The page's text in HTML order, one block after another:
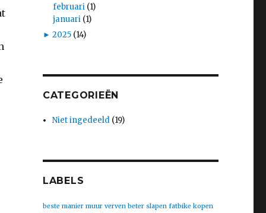
februari (1)
januari (1)
► 2025 (14)
CATEGORIEËN
Niet ingedeeld (19)
LABELS
beste manier muur verven beter slapen fatbike kopen